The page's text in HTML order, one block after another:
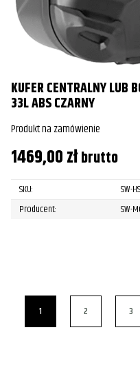
KUFER CENTRALNY LUB
33L ABS CZARNY
Produkt na zamówienie
1469,00złbrutto
SKU:
SW-
Producent:
SW-
1 2 3